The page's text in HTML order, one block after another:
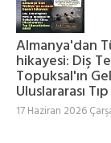
Almanya'dan
hikayesi: Diş
Topuksal'ın
Uluslararası
17 Haziran 2026